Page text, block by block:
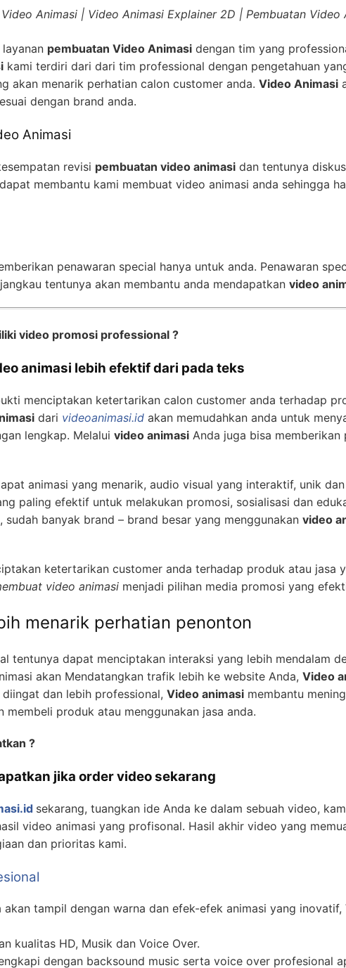
Animasi | Video Animasi Explainer 2D | Pembuatan Video
pembuatan Video Animasi dengan tim yang
kami terdiri dari dari tim professional dengan pengetahuan
akan menarik perhatian calon customer anda. Video Animasi
dengan brand anda.
Animasi
revisi pembuatan video animasi dan tentunya
membantu kami membuat video animasi anda sehingga
penawaran special hanya untuk anda. Penawaran
tentunya akan membantu anda mendapatkan video
video promosi professional ?
animasi lebih efektif dari pada teks
menciptakan ketertarikan calon customer anda terhadap
dari videoanimasi.id akan memudahkan anda untuk
lengkap. Melalui video animasi Anda juga bisa
animasi yang menarik, audio visual yang interaktif, unik
paling efektif untuk melakukan promosi, sosialisasi dan
banyak brand – brand besar yang menggunakan video
ketertarikan customer anda terhadap produk atau jasa
video animasi menjadi pilihan media promosi yang
menarik perhatian penonton
tentunya dapat menciptakan interaksi yang lebih mendalam
akan Mendatangkan trafik lebih ke website Anda, Video
dan lebih professional, Video animasi membantu
membeli produk atau menggunakan jasa anda.
?
jika order video sekarang
sekarang, tuangkan ide Anda ke dalam sebuah video,
video animasi yang profisonal. Hasil akhir video yang
dan prioritas kami.
akan tampil dengan warna dan efek-efek animasi yang
kualitas HD, Musik dan Voice Over.
dengan backsound music serta voice over profesional